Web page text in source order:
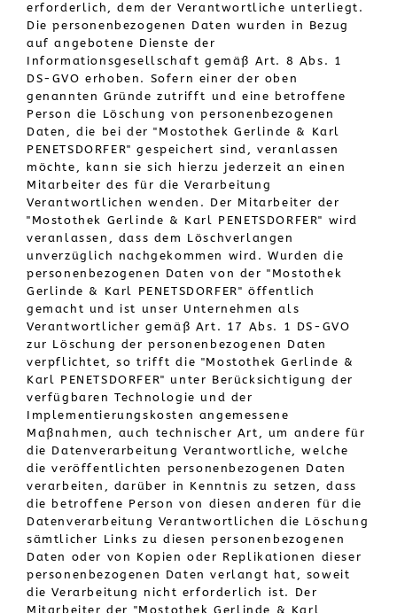
erforderlich, dem der Verantwortliche unterliegt.
Die personenbezogenen Daten wurden in Bezug
auf angebotene Dienste der
Informationsgesellschaft gemäß Art. 8 Abs. 1
DS-GVO erhoben. Sofern einer der oben
genannten Gründe zutrifft und eine betroffene
Person die Löschung von personenbezogenen
Daten, die bei der "Mostothek Gerlinde & Karl
PENETSDORFER" gespeichert sind, veranlassen
möchte, kann sie sich hierzu jederzeit an einen
Mitarbeiter des für die Verarbeitung
Verantwortlichen wenden. Der Mitarbeiter der
"Mostothek Gerlinde & Karl PENETSDORFER" wird
veranlassen, dass dem Löschverlangen
unverzüglich nachgekommen wird. Wurden die
personenbezogenen Daten von der "Mostothek
Gerlinde & Karl PENETSDORFER" öffentlich
gemacht und ist unser Unternehmen als
Verantwortlicher gemäß Art. 17 Abs. 1 DS-GVO
zur Löschung der personenbezogenen Daten
verpflichtet, so trifft die "Mostothek Gerlinde &
Karl PENETSDORFER" unter Berücksichtigung der
verfügbaren Technologie und der
Implementierungskosten angemessene
Maßnahmen, auch technischer Art, um andere für
die Datenverarbeitung Verantwortliche, welche
die veröffentlichten personenbezogenen Daten
verarbeiten, darüber in Kenntnis zu setzen, dass
die betroffene Person von diesen anderen für die
Datenverarbeitung Verantwortlichen die Löschung
sämtlicher Links zu diesen personenbezogenen
Daten oder von Kopien oder Replikationen dieser
personenbezogenen Daten verlangt hat, soweit
die Verarbeitung nicht erforderlich ist. Der
Mitarbeiter der "Mostothek Gerlinde & Karl